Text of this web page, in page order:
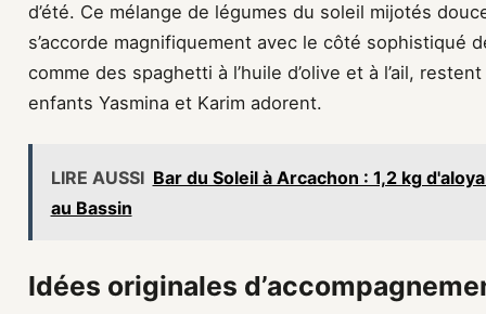
d’été. Ce mélange de légumes du soleil mijotés
s’accorde magnifiquement avec le côté sophistiqué
comme des spaghetti à l’huile d’olive et à l’ail,
enfants Yasmina et Karim adorent.
LIRE AUSSI Bar du Soleil à Arcachon : 1,2 kg
au Bassin
Idées originales